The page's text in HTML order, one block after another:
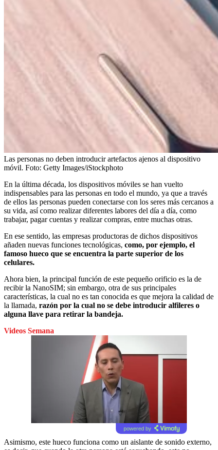
Las personas no deben introducir artefactos ajenos al dispositivo
móvil. Foto: Getty Images/iStockphoto
En la última década, los dispositivos móviles se han vuelto
indispensables para las personas en todo el mundo, ya que a través
de ellos las personas pueden conectarse con los seres más cercanos a
su vida, así como realizar diferentes labores del día a día, como
trabajar, pagar cuentas y realizar compras, entre muchas otras.
En ese sentido, las empresas productoras de dichos dispositivos
añaden nuevas funciones tecnológicas, como, por ejemplo, el
famoso hueco que se encuentra la parte superior de los
celulares.
Ahora bien, la principal función de este pequeño orificio es la de
recibir la NanoSIM; sin embargo, otra de sus principales
características, la cual no es tan conocida es que mejora la calidad de
la llamada, razón por la cual no se debe introducir alfileres o
alguna llave para retirar la bandeja.
Videos Semana
powered by
Asimismo, este hueco funciona como un aislante de sonido externo,